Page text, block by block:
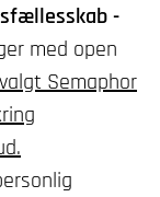
-
med open
Semaphor